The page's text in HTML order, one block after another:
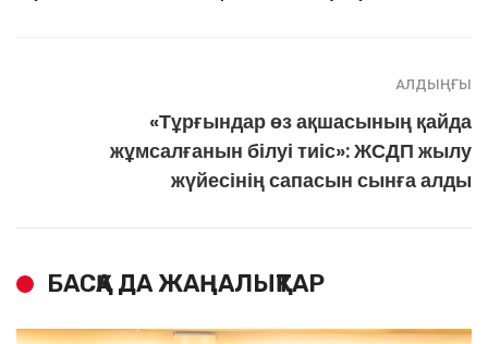
АЛДЫҢҒЫ
«Тұрғындар өз ақшасының қайда
жұмсалғанын білуі тиіс»: ЖСДП жылу
жүйесінің сапасын сынға алды
БАСҚА ДА ЖАҢАЛЫҚТАР